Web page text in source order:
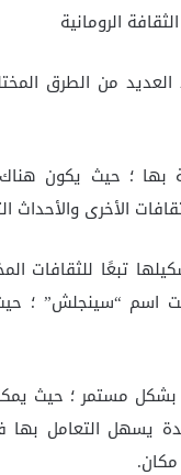
الرومانية
العديد من الطرق
بها ؛ حيث يكون
الأخرى
تبعًا للثقافات
اسم “سينجلش” ؛
بشكل مستمر ؛
يسهل التعامل